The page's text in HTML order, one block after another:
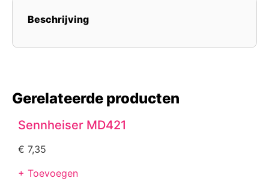
Beschrijving
Gerelateerde producten
Sennheiser MD421
€ 7,35
+ Toevoegen